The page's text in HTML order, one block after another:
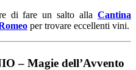
di fare un salto alla Cantina
per trovare eccellenti vini.
– Magie dell’Avvento